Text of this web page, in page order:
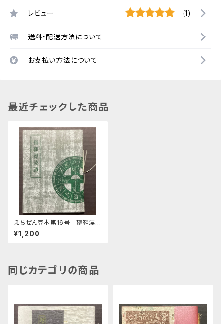
レビュー (1)
送料・配送方法について
お支払い方法について
最近チェックした商品
えちぜん豆本第16号 韃靼漂流
譚
¥1,200
同じカテゴリの商品